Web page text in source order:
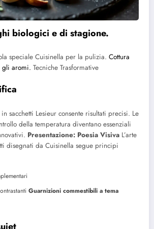
biologici e di stagione.
speciale Cuisinella per la pulizia. Cottura
gli aromi. Tecniche Trasformative
in sacchetti Lesieur consente risultati precisi. Le
della temperatura diventano essenziali
Presentazione: Poesia Visiva L’arte
disegnati da Cuisinella segue principi
Guarnizioni commestibili a tema